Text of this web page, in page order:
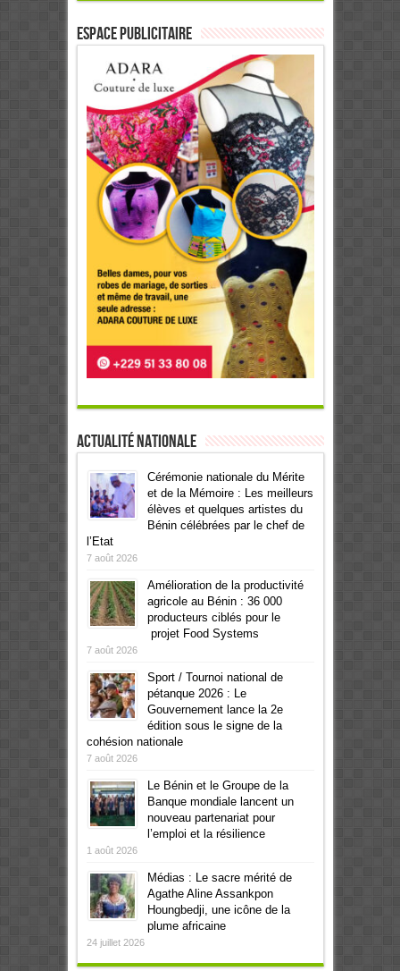
ESPACE PUBLICITAIRE
Actualité Nationale
Cérémonie nationale du Mérite
et de la Mémoire : Les meilleurs
élèves et quelques artistes du
Bénin célébrées par le chef de
l’Etat
7 août 2026
Amélioration de la productivité
agricole au Bénin : 36 000
producteurs ciblés pour le
projet Food Systems
7 août 2026
Sport / Tournoi national de
pétanque 2026 : Le
Gouvernement lance la 2e
édition sous le signe de la
cohésion nationale
7 août 2026
Le Bénin et le Groupe de la
Banque mondiale lancent un
nouveau partenariat pour
l’emploi et la résilience
1 août 2026
Médias : Le sacre mérité de
Agathe Aline Assankpon
Houngbedji, une icône de la
plume africaine
24 juillet 2026